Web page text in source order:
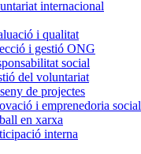
internacional
i qualitat
i gestió ONG
social
del voluntariat
de projectes
i emprenedoria social
en xarxa
interna